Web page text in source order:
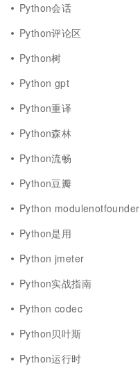
Python会话
Python评论区
Python树
Python gpt
Python重译
Python森林
Python流畅
Python豆瓣
Python
Python是用
Python jmeter
Python实战指南
Python codec
Python贝叶斯
Python运行时